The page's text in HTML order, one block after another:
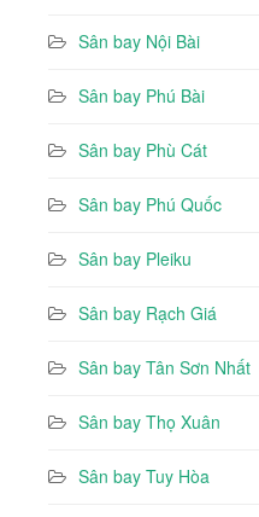
Sân bay Nội Bài
Sân bay Phú Bài
Sân bay Phù Cát
Sân bay Phú Quốc
Sân bay Pleiku
Sân bay Rạch Giá
Sân bay Tân Sơn Nhất
Sân bay Thọ Xuân
Sân bay Tuy Hòa